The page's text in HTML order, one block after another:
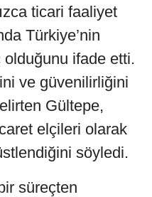
ticari faaliyet
Türkiye’nin
ifade etti.
ve güvenilirliğini
Gültepe,
elçileri olarak
söyledi.
süreçten